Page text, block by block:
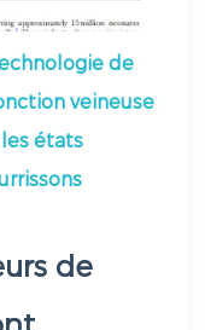
de
veineuse
états
de